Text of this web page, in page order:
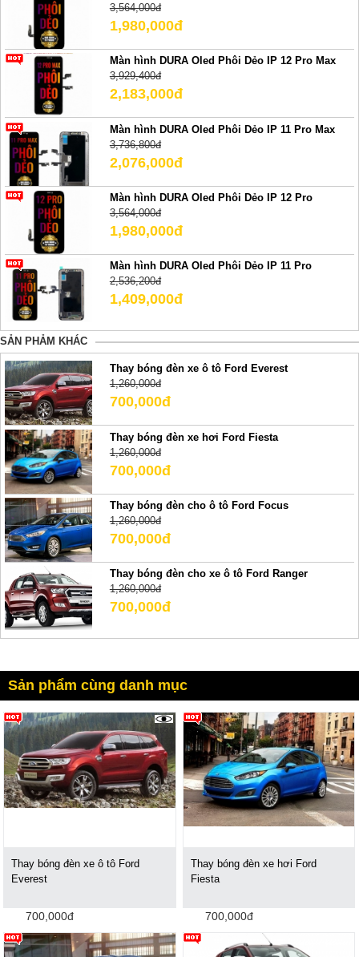
3,564,000đ
1,980,000đ
Màn hình DURA Oled Phôi Dẻo IP 12 Pro Max
3,929,400đ
2,183,000đ
Màn hình DURA Oled Phôi Dẻo IP 11 Pro Max
3,736,800đ
2,076,000đ
Màn hình DURA Oled Phôi Dẻo IP 12 Pro
3,564,000đ
1,980,000đ
Màn hình DURA Oled Phôi Dẻo IP 11 Pro
2,536,200đ
1,409,000đ
SẢN PHẢM KHÁC
Thay bóng đèn xe ô tô Ford Everest
1,260,000đ
700,000đ
Thay bóng đèn xe hơi Ford Fiesta
1,260,000đ
700,000đ
Thay bóng đèn cho ô tô Ford Focus
1,260,000đ
700,000đ
Thay bóng đèn cho xe ô tô Ford Ranger
1,260,000đ
700,000đ
Sản phẩm cùng danh mục
Thay bóng đèn xe ô tô Ford
Everest
700,000đ
Thay bóng đèn xe hơi Ford
Fiesta
700,000đ